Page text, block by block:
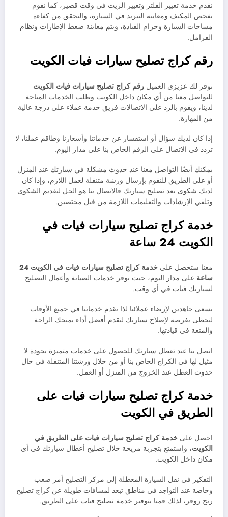
نقدم خدمة تغيير الفلتر وتغيير الزيت في وقت قصير، كما نقوم
بفحص المكيف ومعاينة التبريد في السيارة، والتحقق من كفاءة
مساحات السيارة وحزام القيادة، ويتم معاينة ضغط الإطارات ونظام
الفرامل.
رقم كراج تصليح سيارات فيات الكويت
نوفر لك عزيزي العميل رقم كراج تصليح سيارات فيات الكويت
للتواصل معنا من أي مكان داخل الكويت وطلب الخدمات المتاحة
لدينا، ويقوم بالرد على الاتصالات فريق خدمة عملاء على درجة عالية
من المهارة.
إذا كان لديك سؤال أو استفسار عن خدماتنا وأسعارنا وطاقم عملنا، لا
تردد في الاتصال على الرقم الخاص بنا على مدار اليوم.
يمكنك أيضًا التواصل معنا عند حدوث مشكلة في سيارتك عند المنزل
أو على الطريق للنقوم بإرسال ورشة متنقلة لعمل اللازم، وإذا كان
لديك شكوى بعد تصليح سيارتك فالاتصال بنا هو الحل لتقديم الشكوى
وتلقي الإرشادات والتعليمات اللازمة من قبل مختصين.
خدمة كراج تصليح سيارات فيات في
الكويت 24 ساعة
معنا ستحصل على خدمةكراج تصليح سيارات
فيات في الكويت 24
ساعة على مدار اليوم، حيث نوفر خدمات الصيانة وأعمال التصليح
لسيارتك فيات في أي وقت.
نسعى جاهدين لإرضاء عملائنا لذا نقدم خدماتنا في جميع الأوقات
لتحظى بفرصة لإصلاح سيارتك لتقدم أفضل أداء يمنحك الراحة
والمتعة في قيادتها.
اتصل بنا عند تعطل سيارتك للحصول على خدمات متميزة بجودة لا
مثيل لها في الكراج الخاص بنا أو من خلال ورشتنا المتنقلة في حال
حدوث العطل عند الخروج من المنزل أو العمل.
خدمة كراج تصليح سيارات فيات على
الطريق في الكويت
احصل على خدمة كراج تصليح سيارات فيات على الطريق في
الكويت، واستمتع بتجربة مريحة خلال تصليح أعطال سيارتك في أي
مكان داخل الكويت.
التفكير في نقل السيارة المعطلة إلى مركز التصليح أمر صعب
وخاصة عند التواجد في مناطق تبعد لمسافات طويلة عن كراج تصليح
رنج روفر، لذلك قمنا بتوفير خدمة تصليح فيات على الطريق.